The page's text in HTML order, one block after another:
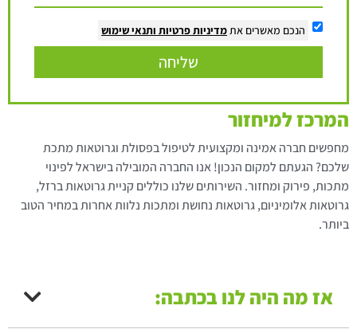
הנכם מאשרים אתמדיניות פרטיות ותנאי שימוש
שליחה
המרכז למיחזור
מחפשים חברה אמינה ומקצועית לטיפול בפסולת וגרוטאות מתכת
שלכם? הגעתם למקום הנכון! אנו החברה המובילה בישראל לפינוי
מתכות, פירוק ומחזור. השירותים שלנו כוללים קניית גרוטאות ברזל,
גרוטאות אלומיניום, גרוטאות נחושת ומתכות נלוות אחרות במחיר הטוב
ביותר.
אז מה היה לנו בכתבה: